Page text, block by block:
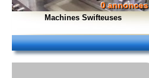
0 annonces
Machines Swifteuses